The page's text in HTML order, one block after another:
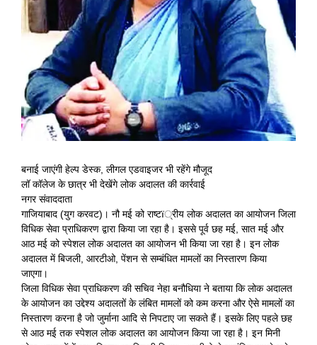
बनाई जाएंगी हेल्प डेस्क, लीगल एडवाइजर भी रहेंगे मौजूद
लॉ कॉलेज के छात्र भी देखेंगे लोक अदालत की कार्रवाई
नगर संवाददाता
गाजियाबाद (युग करवट)। नौ मई को राष्टï्रीय लोक अदालत का आयोजन जिला
विधिक सेवा प्राधिकरण द्वारा किया जा रहा है। इससे पूर्व छह मई, सात मई और
आठ मई को स्पेशल लोक अदालत का आयोजन भी किया जा रहा है। इन लोक
अदालत में बिजली, आरटीओ, पेंशन से सम्बंधित मामलों का निस्तारण किया
जाएगा।
जिला विधिक सेवा प्राधिकरण की सचिव नेहा बनौधिया ने बताया कि लोक अदालत
के आयोजन का उद्देश्य अदालतों के लंबित मामलों को कम करना और ऐसे मामलों का
निस्तारण करना है जो जुर्माना आदि से निपटाए जा सकते हैं। इसके लिए पहले छह
से आठ मई तक स्पेशल लोक अदालत का आयोजन किया जा रहा है। इन मिनी